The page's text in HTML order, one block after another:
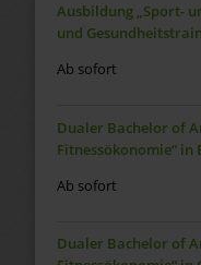
Ausbildung „Sport-
und
Ab sofort
Dualer Bachelor of
Fitnessökonomie“ in
Ab sofort
Dualer Bachelor of